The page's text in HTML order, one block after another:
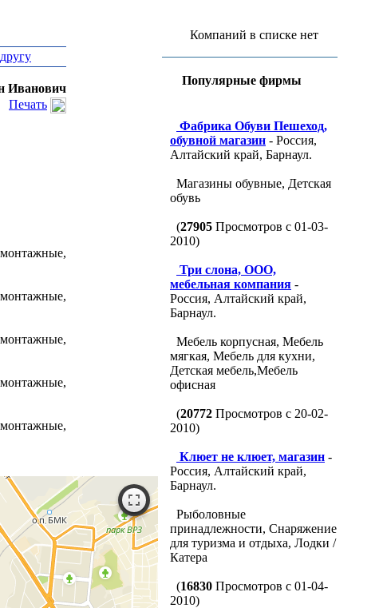
Иванович
Печать
Компаний в списке нет
Популярные фирмы
Фабрика Обуви Пешеход,
обувной магазин - Россия,
Алтайский край, Барнаул.
Магазины обувные, Детская
обувь
(27905 Просмотров с 01-03-
2010)
Три слона, ООО,
мебельная компания -
Россия, Алтайский край,
Барнаул.
Мебель корпусная, Мебель
мягкая, Мебель для кухни,
Детская мебель,Мебель
офисная
(20772 Просмотров с 20-02-
2010)
Клюет не клюет, магазин -
Россия, Алтайский край,
Барнаул.
Рыболовные
принадлежности, Снаряжение
для туризма и отдыха, Лодки /
Катера
(16830 Просмотров с 01-04-
2010)